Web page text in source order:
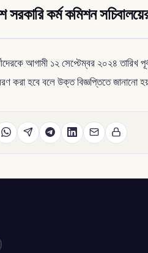
সরকারি কর্ম কমিশন
আগামী ১২ সেপ্টেম্বর ২০২৪ তারিখ
করা হবে বলে উক্ত বিজ্ঞপ্তিতে জানানো